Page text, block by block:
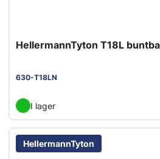
HellermannTyton T18L
630-T18LN
I lager
HellermannTyton